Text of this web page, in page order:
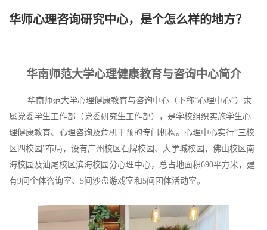
华师心理咨询研究中心，是个怎么样的地方？
华南师范大学心理健康教育与咨询中心简介
华南师范大学心理健康教育与咨询中心（下称“心理中心”）隶
属党委学生工作部（党委研究生工作部），是学校组织实施学生心
理健康教育、心理咨询及危机干预的专门机构。心理中心实行“三校
区四校园”布局，设有广州校区石牌校园、大学城校园，佛山校区南
海校园及汕尾校区滨海校园分心理中心，总占地面积690平方米，建
有9间个体咨询室、5间沙盘游戏室和5间团体活动室。